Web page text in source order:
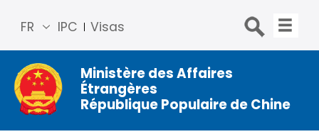
IPC Visas
FR
简体
中文
Engli
sh
Русс
Ministère des Affaires
Étrangères
République Populaire de Chine